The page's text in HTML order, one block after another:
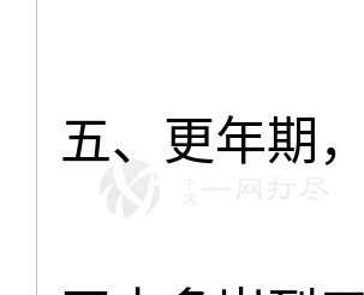
五、更年期